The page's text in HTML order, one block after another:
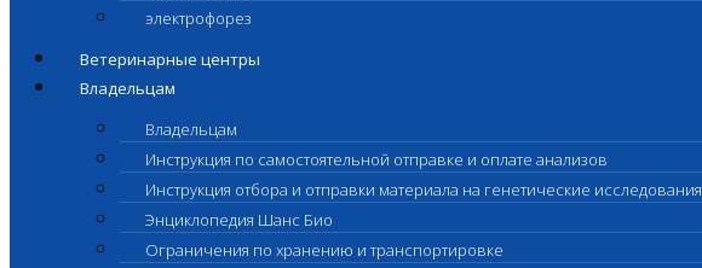
электрофорез
Ветеринарные центры
Владельцам
Владельцам
Инструкция по самостоятельной отправке и оплате анализов
Инструкция отбора и отправки материала на генетические исследования
Энциклопедия Шанс Био
Ограничения по хранению и транспортировке